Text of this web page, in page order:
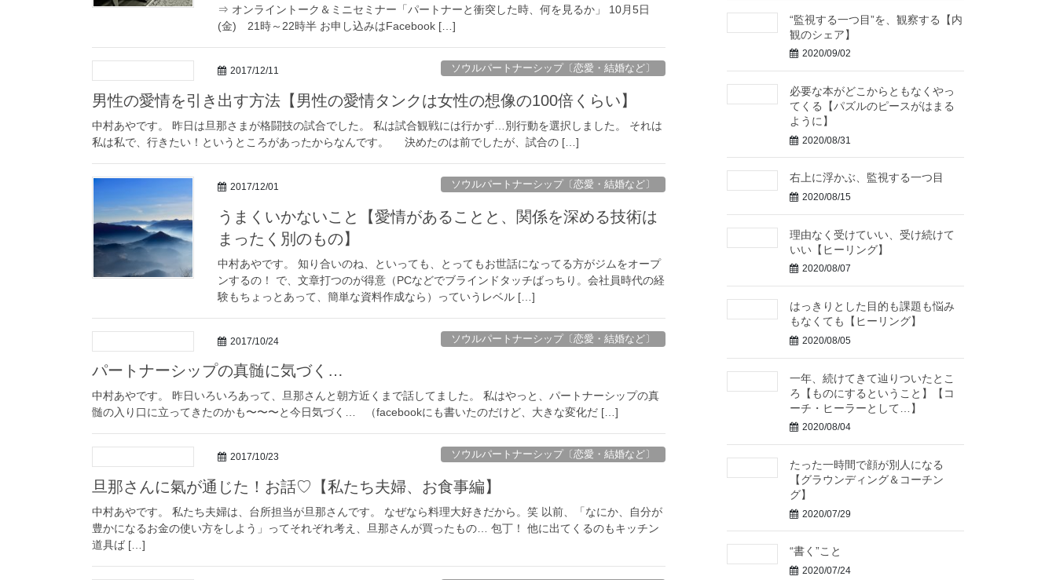
⇒ オンライントーク＆ミニセミナー「パートナーと衝突した時、何を見るか」 10月5日
(金) 21時～22時半 お申し込みはFacebook […]
2017/12/11 ソウルパートナーシップ〔恋愛・結婚など〕
男性の愛情を引き出す方法【男性の愛情タンクは女性の想像の100倍くらい】
中村あやです。 昨日は旦那さまが格闘技の試合でした。 私は試合観戦には行かず…別行動を選択しました。 それは
私は私で、行きたい！というところがあったからなんです。 決めたのは前でしたが、試合の […]
2017/12/01 ソウルパートナーシップ〔恋愛・結婚など〕
うまくいかないこと【愛情があることと、関係を深める技術は
まったく別のもの】
中村あやです。 知り合いのね、といっても、とってもお世話になってる方がジムをオープ
ンするの！ で、文章打つのが得意（PCなどでブラインドタッチばっちり。会社員時代の経
験もちょっとあって、簡単な資料作成なら）っていうレベル […]
2017/10/24 ソウルパートナーシップ〔恋愛・結婚など〕
パートナーシップの真髄に気づく…
中村あやです。 昨日いろいろあって、旦那さんと朝方近くまで話してました。 私はやっと、パートナーシップの真
髄の入り口に立ってきたのかも〜〜〜と今日気づく… （facebookにも書いたのだけど、大きな変化だ […]
2017/10/23 ソウルパートナーシップ〔恋愛・結婚など〕
旦那さんに氣が通じた！お話♡【私たち夫婦、お食事編】
中村あやです。 私たち夫婦は、台所担当が旦那さんです。 なぜなら料理大好きだから。笑 以前、「なにか、自分が
豊かになるお金の使い方をしよう」ってそれぞれ考え、旦那さんが買ったもの… 包丁！ 他に出てくるのもキッチン
道具ば […]
“監視する一つ目”を、観察する【内
観のシェア】
2020/09/02
必要な本がどこからともなくやっ
てくる【パズルのピースがはまる
ように】
2020/08/31
右上に浮かぶ、監視する一つ目
2020/08/15
理由なく受けていい、受け続けて
いい【ヒーリング】
2020/08/07
はっきりとした目的も課題も悩み
もなくても【ヒーリング】
2020/08/05
一年、続けてきて辿りついたとこ
ろ【ものにするということ】【コ
ーチ・ヒーラーとして…】
2020/08/04
たった一時間で顔が別人になる
【グラウンディング＆コーチン
グ】
2020/07/29
“書く”こと
2020/07/24